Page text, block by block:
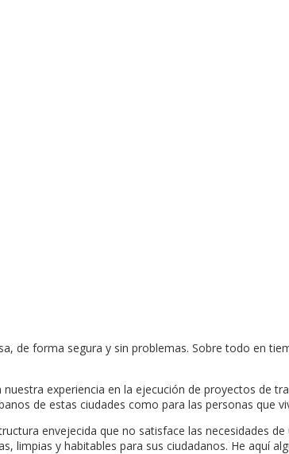
de forma segura y sin problemas. Sobre todo en
experiencia en la ejecución de proyectos de
de estas ciudades como para las personas que
envejecida que no satisface las necesidades
limpias y habitables para sus ciudadanos. He aquí